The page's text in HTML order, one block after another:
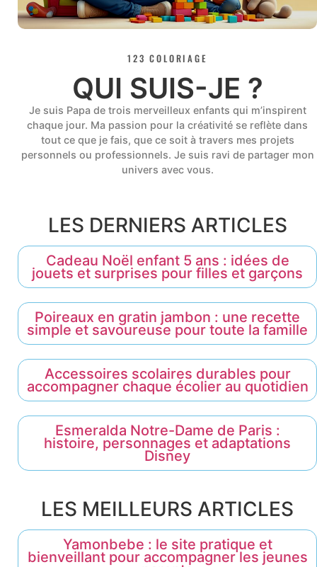
123 COLORIAGE
QUI SUIS-JE ?
Je suis Papa de trois merveilleux enfants qui m’inspirent
chaque jour. Ma passion pour la créativité se reflète dans
tout ce que je fais, que ce soit à travers mes projets
personnels ou professionnels. Je suis ravi de partager mon
univers avec vous.
LES DERNIERS ARTICLES
Cadeau Noël enfant 5 ans : idées de
jouets et surprises pour filles et garçons
Poireaux en gratin jambon : une recette
simple et savoureuse pour toute la famille
Accessoires scolaires durables pour
accompagner chaque écolier au quotidien
Esmeralda Notre-Dame de Paris :
histoire, personnages et adaptations
Disney
LES MEILLEURS ARTICLES
Yamonbebe : le site pratique et
bienveillant pour accompagner les jeunes